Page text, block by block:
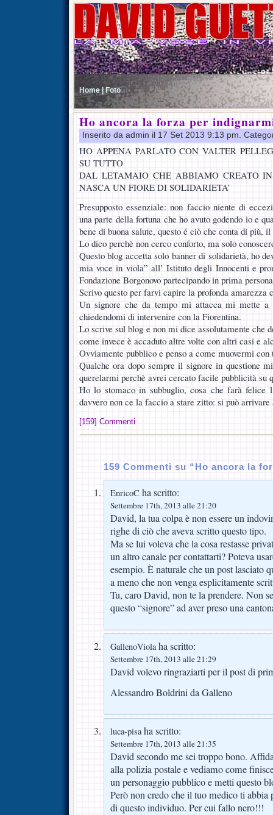
Home | Foto
Ho ancora la forza per
Inserito da admin il 17 Set 2013 9:13 pm.
HO APPENA PARLATO CON VALTER
SU TUTTO
DAL LETAMAIO CHE ABBIAMO CREATO
NASCA UN FIORE DI SOLIDARIETA’
Presupposto essenziale: non faccio niente di
una parte della fortuna che ho avuto godendo io e
bene di buona salute, questo é ciò che conta di più,
Lo dico perchè non cerco conforto, ma solo
Questo blog accetta solo banner di solidarietà, ho
mia voce in viola” all’ Istituto degli Innocenti e
Fondazione Borgonovo partecipando in prima
Scrivo questo per farvi capire la profonda amarezza
Un signore che da tempo mi attacca mi mette a
chiedendomi di intervenire con la Fiorentina.
Lo scrive sul blog e non mi dice assolutamente che
come invece è accaduto altre volte con altri casi e
Ovviamente pubblico e penso a come muovermi
Qualche ora dopo sempre il signore in questione
querelarmi perchè avrei cercato facile pubblicità su
Ho lo stomaco in subbuglio, cosa che farà felice
davvero non ce la faccio a stare zitto: si può arrivare
[159] Commenti
159 Commenti su “Ho ancora la
EnricoC ha scritto:
Settembre 17th, 2013 alle 21:20
David, la tua colpa è non essere un
righe di ciò che aveva scritto questo tipo.
Ma se lui voleva che la cosa restasse
un altro canale per contattarti? Poteva
esempio. È naturale che un post lasciato
a meno che non venga esplicitamente
Tu, caro David, non te la prendere. Non
questo “signore” ad aver preso una
GallenoViolaha scritto:
Settembre 17th, 2013 alle 21:29
David volevo ringraziarti per il post di
Alessandro Boldrini da Galleno
luca-pisaha scritto:
Settembre 17th, 2013 alle 21:35
David secondo me sei troppo bono.
alla polizia postale e vediamo come
un personaggio pubblico e metti questo
Però non credo che il tuo medico ti abbia
di questo individuo. Per cui fallo nero!!!